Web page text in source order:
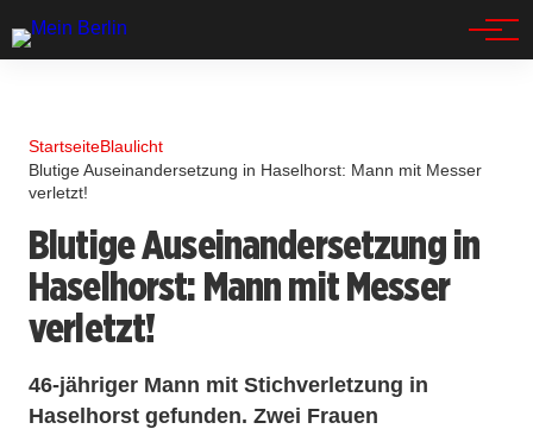
StartseiteBlaulicht
Blutige Auseinandersetzung in Haselhorst: Mann mit Messer
verletzt!
Blutige Auseinandersetzung in
Haselhorst: Mann mit Messer
verletzt!
46-jähriger Mann mit Stichverletzung in
Haselhorst gefunden. Zwei Frauen